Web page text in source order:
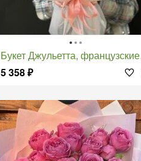
Букет Джульетта, французские розы, пионовидные розы
5 358₽